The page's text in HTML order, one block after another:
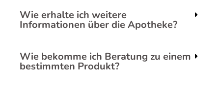
Wie erhalte ich weitere
Informationen über die Apotheke?
Wie bekomme ich Beratung zu einem
bestimmten Produkt?